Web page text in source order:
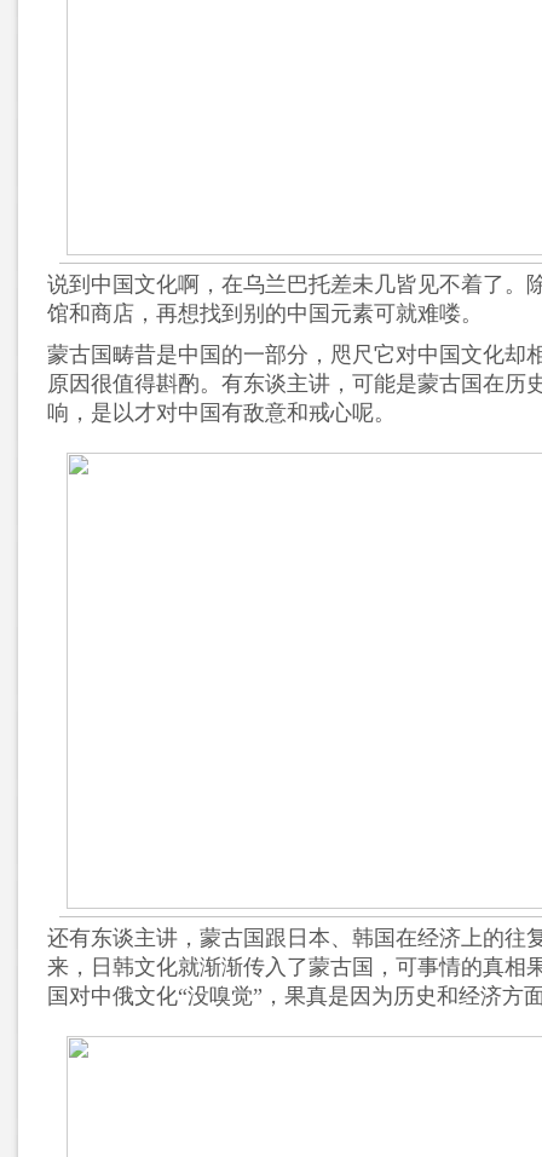
说到中国文化啊，在乌兰巴托差未几皆见不着了。
馆和商店，再想找到别的中国元素可就难喽。
蒙古国畴昔是中国的一部分，咫尺它对中国文化却
原因很值得斟酌。有东谈主讲，可能是蒙古国在历
响，是以才对中国有敌意和戒心呢。
还有东谈主讲，蒙古国跟日本、韩国在经济上的往
来，日韩文化就渐渐传入了蒙古国，可事情的真相
国对中俄文化“没嗅觉”，果真是因为历史和经济方